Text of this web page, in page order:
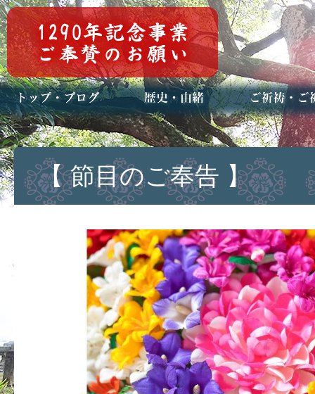
トップページ
ブログ(日々八百万)
お知らせ一覧 歴史・ご祭神
年中行事
メディア掲載 ご祈祷・ご祈
安産祈願
初宮参り
七五三詣
長寿のお祝い
神前結婚式
厄祓い・方位
車のお祓い
地鎮祭
神葬祭（神式
【 節目のご奉告 】